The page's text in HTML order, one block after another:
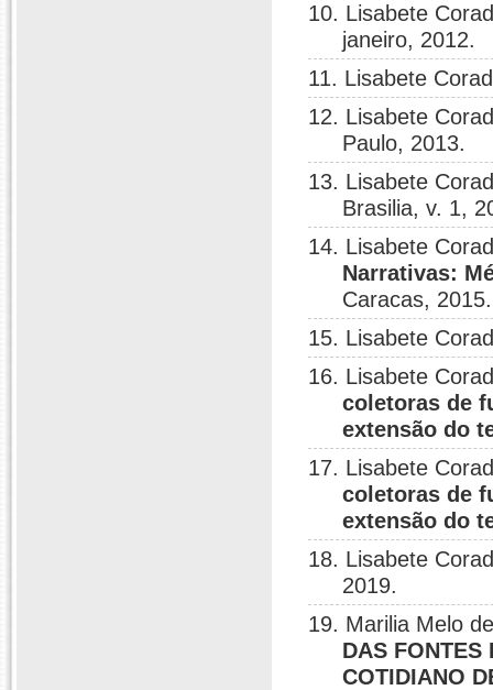
10. Lisabete
janeiro, 2012.
11. Lisabete
12. Lisabete
Paulo, 2013.
13. Lisabete
Brasilia, v. 1,
14. Lisabete
Narrativas:
Caracas, 2015.
15. Lisabete
16. Lisabete
coletoras de
extensão do
17. Lisabete
coletoras de
extensão do
18. Lisabete
2019.
19. Marilia Melo
DAS FONTES
COTIDIANO